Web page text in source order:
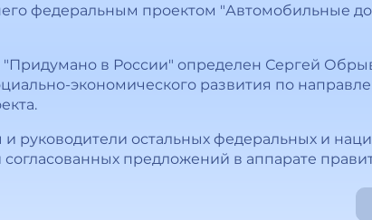
федеральным проектом "Автомобильные
"Придумано в России" определен Сергей
экономического развития по
руководители остальных федеральных и
предложений в аппарате